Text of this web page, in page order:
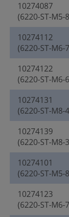
10274087
(6220-ST-M5-
10274112
(6220-ST-M6-
10274122
(6220-ST-M6-
10274131
(6220-ST-M8-
10274139
(6220-ST-M8-
10274101
(6220-ST-M5-
10274123
(6220-ST-M6-